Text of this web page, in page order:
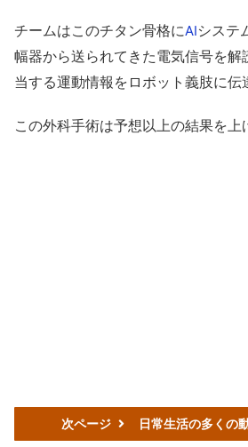
チームはこのチタン骨格にAIシステ
幅器から送られてきた電気信号を解
当する運動情報をロボット義肢に伝
この外科手術は予想以上の結果を上
次ページ 日常生活の多くの